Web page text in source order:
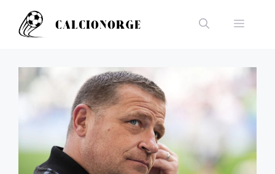
innhold
Meny